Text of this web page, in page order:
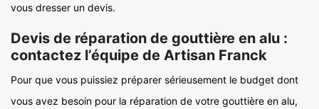
vous dresser un devis.
Devis de réparation de gouttière en alu :
contactez l’équipe de Artisan Franck
Pour que vous puissiez préparer sérieusement le budget dont
vous avez besoin pour la réparation de votre gouttière en alu,